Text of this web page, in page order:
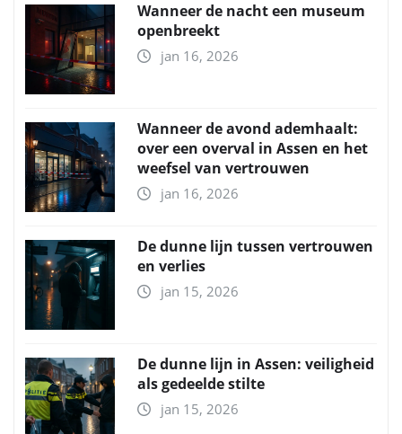
Wanneer de nacht een museum
openbreekt
jan 16, 2026
Wanneer de avond ademhaalt:
over een overval in Assen en het
weefsel van vertrouwen
jan 16, 2026
De dunne lijn tussen vertrouwen
en verlies
jan 15, 2026
De dunne lijn in Assen: veiligheid
als gedeelde stilte
jan 15, 2026